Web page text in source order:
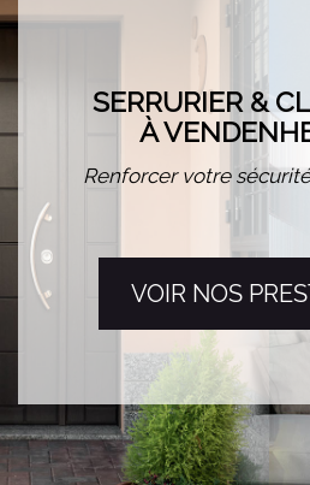
SERRURIER &
À
Renforcer votre
VOIR NOS